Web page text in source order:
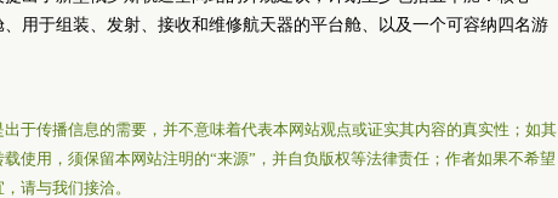
用于组装、发射、接收和维修航天器的平台舱、以及一个可容纳四名游
于传播信息的需要，并不意味着代表本网站观点或证实其内容的真实性；如其
使用，须保留本网站注明的“来源”，并自负版权等法律责任；作者如果不希望
请与我们接洽。